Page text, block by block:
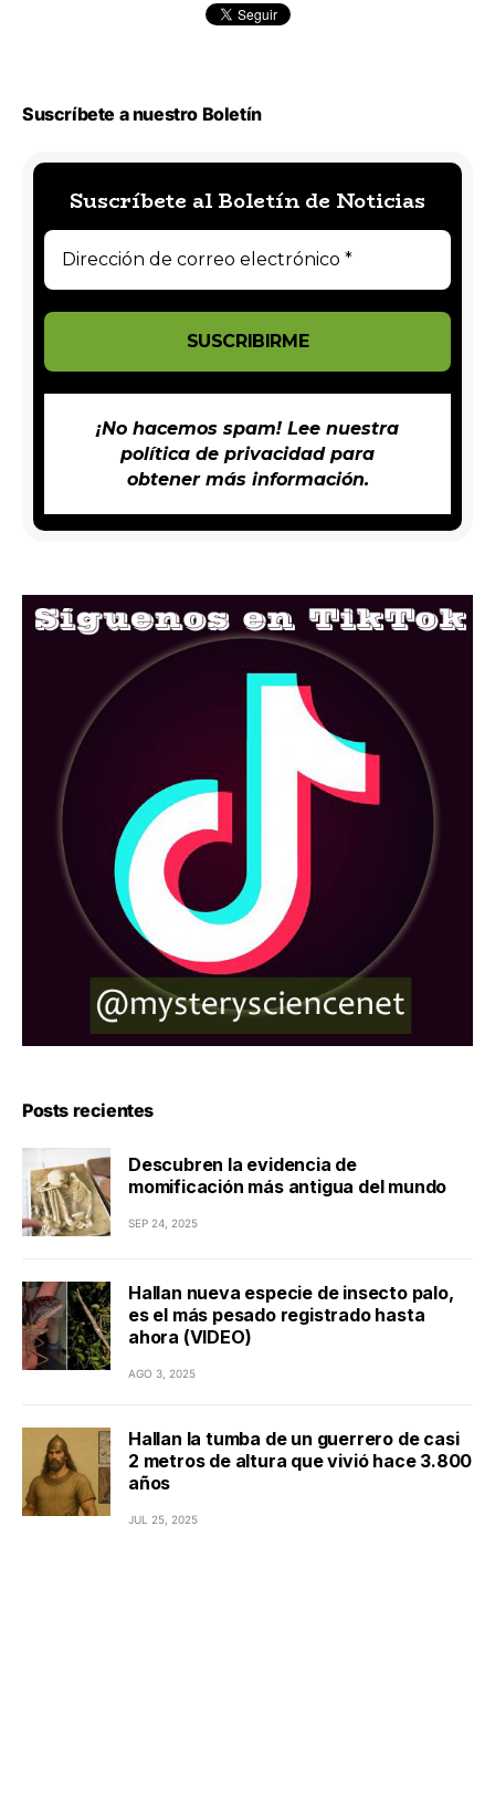
Suscríbete a nuestro Boletín
Suscríbete al Boletín de Noticias
¡No hacemos spam! Lee nuestra
política de privacidadpara
obtener más información.
Posts recientes
Descubren la evidencia de
momificación más antigua del mundo
SEP 24, 2025
Hallan nueva especie de insecto palo,
es el más pesado registrado hasta
ahora (VIDEO)
AGO 3, 2025
Hallan la tumba de un guerrero de casi
2 metros de altura que vivió hace 3.800
años
JUL 25, 2025